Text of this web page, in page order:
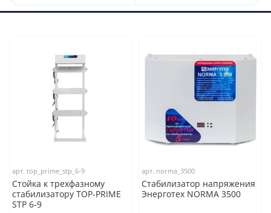
арт.top_prime_stp_6-9
Стойка к трехфазному
стабилизатору TOP-PRIME
STP 6-9
арт. norma_3500
Стабилизатор напряжения
Энерготех NORMA 3500